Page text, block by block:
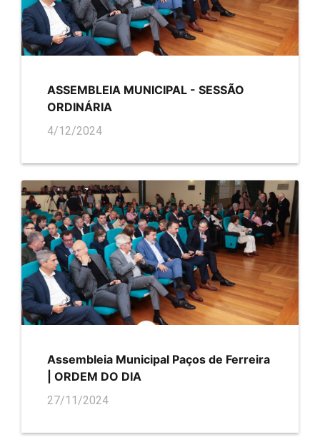
ASSEMBLEIA MUNICIPAL - SESSÃO
ORDINÁRIA
4/12/2024
Assembleia Municipal Paços de Ferreira
| ORDEM DO DIA
27/11/2024